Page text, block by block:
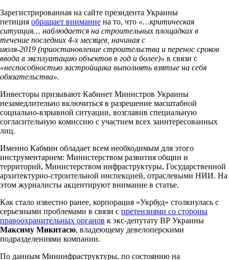
Зарегистрированная на сайте президента Украины
петиция обращает внимание на то, что «…критическая
ситуация… наблюдается на строительных площадках в
течение последних 4-х месяцев, начиная с
июля-2019 (приостановление строительства и перенос сроков
ввода в эксплуатацию объектов в год и более)» в связи с
«неспособностью застройщика выполнять взятые на себя
обязательства».
Инвесторы призывают Кабинет Министров Украины
незамедлительно включиться в разрешение масштабной
социально-взрывной ситуации, возглавив специальную
согласительную комиссию с участием всех заинтересованных
лиц.
Именно Кабмин обладает всем необходимым для этого
инструментарием: Министерством развития общин и
территорий, Министерством инфраструктуры, Государственной
архитектурно-строительной инспекцией, отраслевыми НИИ. На
этом журналисты акцентируют внимание в статье.
Как стало известно ранее, корпорация «Укрбуд» столкнулась с
серьезными проблемами в связи с претензиями со стороны
правоохранительных органов к экс-депутату ВР Украины
Максиму Микитасю, владеющему девелоперскими
подразделениями компании.
По данным Мининфраструктуры, по состоянию на